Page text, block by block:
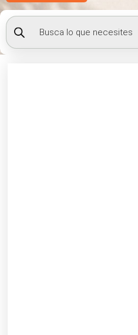
Búsqueda
de
productos